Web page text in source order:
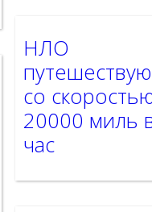
НЛО
со
20000 миль
час